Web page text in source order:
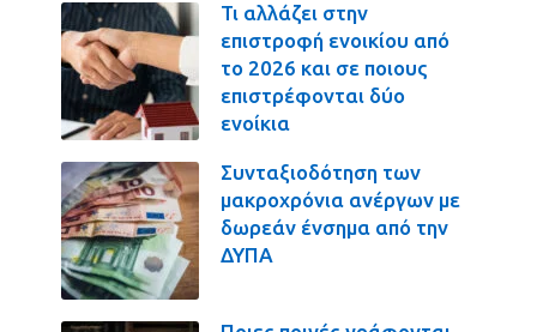
Τι αλλάζει στην
επιστροφή ενοικίου από
το 2026 και σε ποιους
επιστρέφονται δύο
ενοίκια
Συνταξιοδότηση των
μακροχρόνια ανέργων με
δωρεάν ένσημα από την
ΔΥΠΑ